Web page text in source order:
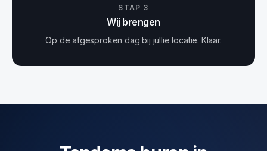
STAP 3
Wij brengen
Op de afgesproken dag bij jullie locatie. Klaar.